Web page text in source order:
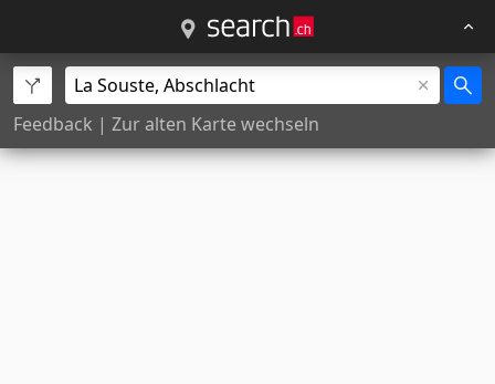
Feedback | Zur alten Karte wechseln